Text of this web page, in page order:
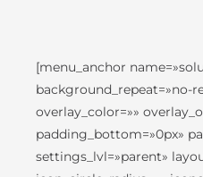
[menu_anchor
background_repeat=»no-
overlay_color=»»
padding_bottom=»0px»
settings_lvl=»parent»